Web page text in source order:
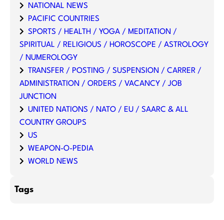
NATIONAL NEWS
PACIFIC COUNTRIES
SPORTS / HEALTH / YOGA / MEDITATION /
SPIRITUAL / RELIGIOUS / HOROSCOPE / ASTROLOGY
/ NUMEROLOGY
TRANSFER / POSTING / SUSPENSION / CARRER /
ADMINISTRATION / ORDERS / VACANCY / JOB
JUNCTION
UNITED NATIONS / NATO / EU / SAARC & ALL
COUNTRY GROUPS
US
WEAPON-O-PEDIA
WORLD NEWS
Tags